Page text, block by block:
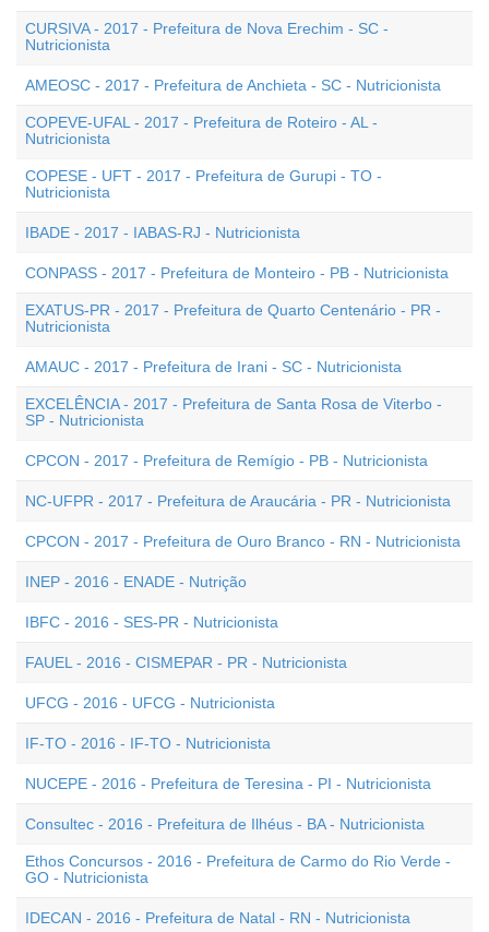
CURSIVA - 2017 - Prefeitura de Nova Erechim - SC -
Nutricionista
AMEOSC - 2017 - Prefeitura de Anchieta - SC - Nutricionista
COPEVE-UFAL - 2017 - Prefeitura de Roteiro - AL -
Nutricionista
COPESE - UFT - 2017 - Prefeitura de Gurupi - TO -
Nutricionista
IBADE - 2017 - IABAS-RJ - Nutricionista
CONPASS - 2017 - Prefeitura de Monteiro - PB - Nutricionista
EXATUS-PR - 2017 - Prefeitura de Quarto Centenário - PR -
Nutricionista
AMAUC - 2017 - Prefeitura de Irani - SC - Nutricionista
EXCELÊNCIA - 2017 - Prefeitura de Santa Rosa de Viterbo -
SP - Nutricionista
CPCON - 2017 - Prefeitura de Remígio - PB - Nutricionista
NC-UFPR - 2017 - Prefeitura de Araucária - PR - Nutricionista
CPCON - 2017 - Prefeitura de Ouro Branco - RN - Nutricionista
INEP - 2016 - ENADE - Nutrição
IBFC - 2016 - SES-PR - Nutricionista
FAUEL - 2016 - CISMEPAR - PR - Nutricionista
UFCG - 2016 - UFCG - Nutricionista
IF-TO - 2016 - IF-TO - Nutricionista
NUCEPE - 2016 - Prefeitura de Teresina - PI - Nutricionista
Consultec - 2016 - Prefeitura de Ilhéus - BA - Nutricionista
Ethos Concursos - 2016 - Prefeitura de Carmo do Rio Verde -
GO - Nutricionista
IDECAN - 2016 - Prefeitura de Natal - RN - Nutricionista